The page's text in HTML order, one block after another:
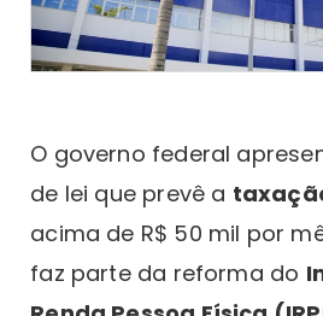
O governo federal
de lei que prevê a
acima de R$ 50 mil por
faz parte da reforma do